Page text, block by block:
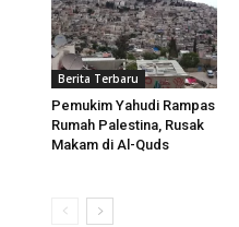
Berita Terbaru
Pemukim Yahudi Rampas
Rumah Palestina, Rusak
Makam di Al-Quds